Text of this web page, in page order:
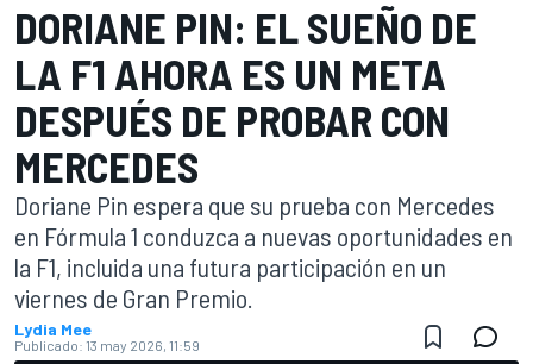
DORIANE PIN: EL SUEÑO DE
LA F1 AHORA ES UN META
DESPUÉS DE PROBAR CON
MERCEDES
Doriane Pin espera que su prueba con Mercedes
en Fórmula 1 conduzca a nuevas oportunidades en
la F1, incluida una futura participación en un
viernes de Gran Premio.
Lydia Mee
Publicado: 13 may 2026, 11:59